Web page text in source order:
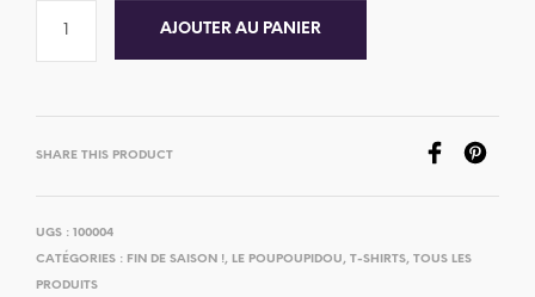
AJOUTER AU PANIER
SHARE THIS PRODUCT
UGS : 100004
CATÉGORIES : FIN DE SAISON !, LE POUPOUPIDOU, T-SHIRTS, TOUS LES
PRODUITS